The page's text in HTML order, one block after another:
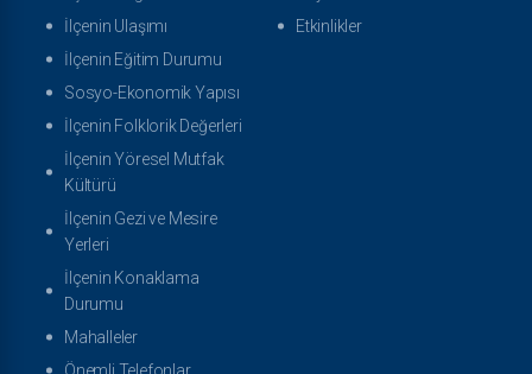
İlçenin Ulaşımı
İlçenin Eğitim Durumu
Sosyo-Ekonomik Yapısı
İlçenin Folklorik Değerleri
İlçenin Yöresel Mutfak
Kültürü
İlçenin Gezi ve Mesire
Yerleri
İlçenin Konaklama
Durumu
Mahalleler
Etkinlikler